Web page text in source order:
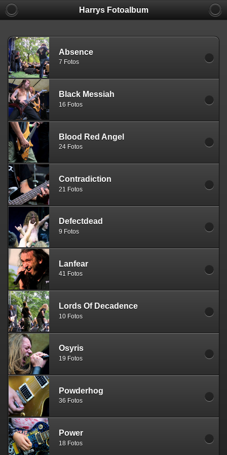
Harrys Fotoalbum
Absence
7 Fotos
Black Messiah
16 Fotos
Blood Red Angel
24 Fotos
Contradiction
21 Fotos
Defectdead
9 Fotos
Lanfear
41 Fotos
Lords Of Decadence
10 Fotos
Osyris
19 Fotos
Powderhog
36 Fotos
Power
18 Fotos